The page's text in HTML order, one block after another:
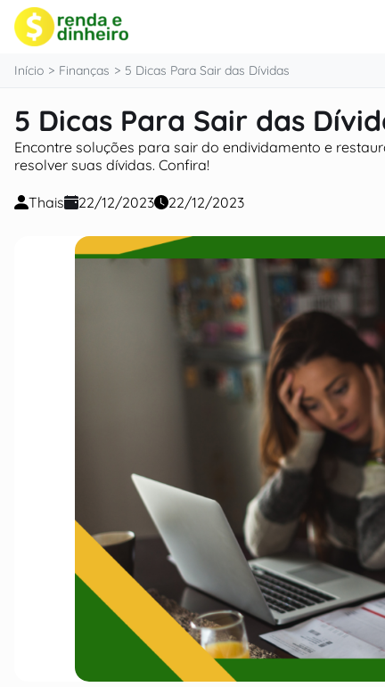
conteúdo
Início Finanças 5 Dicas Para Sair das Dívidas
5 Dicas Para Sair das
Encontre soluções para sair do endividamento e
resolver suas dívidas. Confira!
Thais 22/12/2023 22/12/2023